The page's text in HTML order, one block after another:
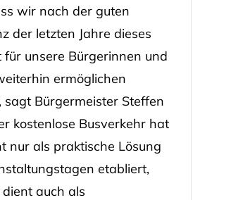
wir nach der guten
der letzten Jahre dieses
für unsere Bürgerinnen und
ermöglichen
sagt Bürgermeister Steffen
kostenlose Busverkehr hat
nur als praktische Lösung
etabliert,
auch als